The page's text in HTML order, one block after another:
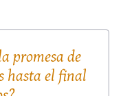
promesa de
hasta el final